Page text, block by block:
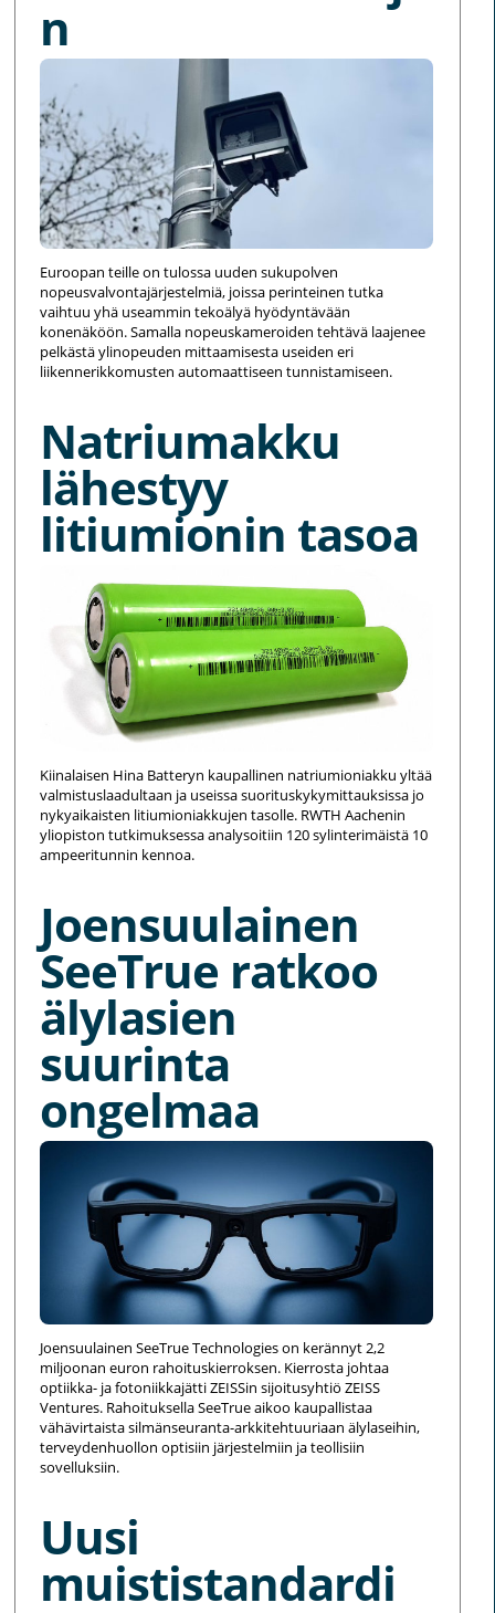
n
Euroopan teille on tulossa uuden sukupolven
nopeusvalvontajärjestelmiä, joissa perinteinen tutka
vaihtuu yhä useammin tekoälyä hyödyntävään
konenäköön. Samalla nopeuskameroiden tehtävä laajenee
pelkästä ylinopeuden mittaamisesta useiden eri
liikennerikkomusten automaattiseen tunnistamiseen.
Natriumakku
lähestyy
litiumionin tasoa
Kiinalaisen Hina Batteryn kaupallinen natriumioniakku yltää
valmistuslaadultaan ja useissa suorituskykymittauksissa jo
nykyaikaisten litiumioniakkujen tasolle. RWTH Aachenin
yliopiston tutkimuksessa analysoitiin 120 sylinterimäistä 10
ampeeritunnin kennoa.
Joensuulainen
SeeTrue ratkoo
älylasien
suurinta
ongelmaa
Joensuulainen SeeTrue Technologies on kerännyt 2,2
miljoonan euron rahoituskierroksen. Kierrosta johtaa
optiikka- ja fotoniikkajätti ZEISSin sijoitusyhtiö ZEISS
Ventures. Rahoituksella SeeTrue aikoo kaupallistaa
vähävirtaista silmänseuranta-arkkitehtuuriaan älylaseihin,
terveydenhuollon optisiin järjestelmiin ja teollisiin
sovelluksiin.
Uusi
muististandardi